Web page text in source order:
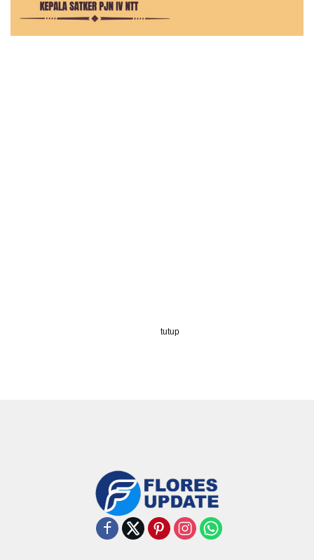
tutup